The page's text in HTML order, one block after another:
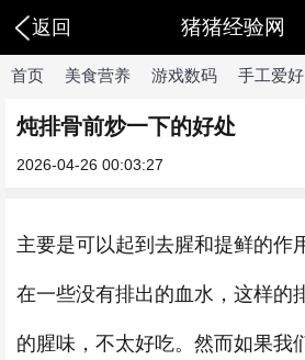
返回 猪猪经验网
首页 美食营养 游戏数码 手工爱好
炖排骨前炒一下的好处
2026-04-26 00:03:27
主要是可以起到去腥和提鲜的作
在一些没有排出的血水，这样的
的腥味，不太好吃。然而如果我